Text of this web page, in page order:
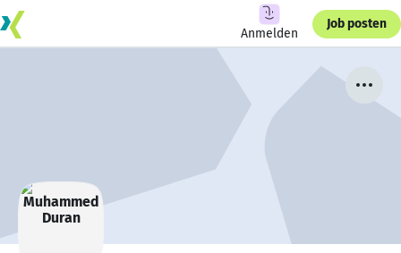
Anmelden
Job posten